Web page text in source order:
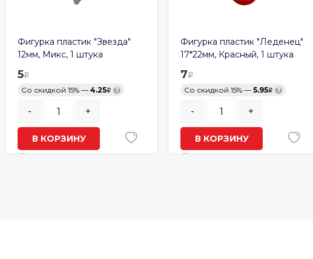
Фигурка пластик "Звезда"
12мм, Микс, 1 штука
5
Со скидкой 15% — 4.25 ?
- +
В КОРЗИНУ
Фигурка пластик "Леденец"
17*22мм, Красный, 1 штука
7
Со скидкой 15% — 5.95 ?
- +
В КОРЗИНУ